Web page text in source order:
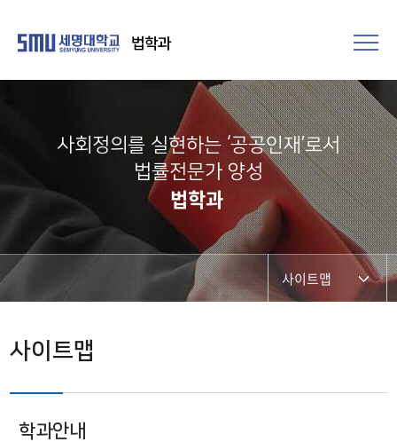
법학과
사회정의를 실현하는 ‘공공인재’로서
법률전문가 양성​
법학과
사이트맵
사이트맵
학과안내